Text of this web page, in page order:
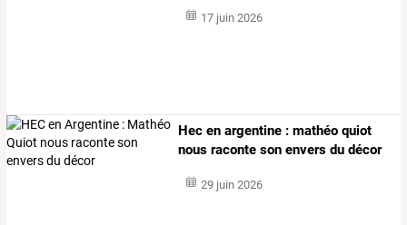
17 juin 2026
Hec en argentine : mathéo quiot
nous raconte son envers du décor
29 juin 2026